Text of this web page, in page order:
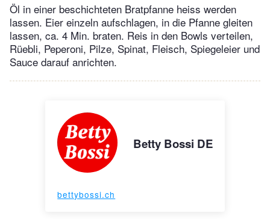
Öl in einer beschichteten Bratpfanne heiss werden
lassen. Eier einzeln aufschlagen, in die Pfanne gleiten
lassen, ca. 4 Min. braten. Reis in den Bowls verteilen,
Rüebli, Peperoni, Pilze, Spinat, Fleisch, Spiegeleier und
Sauce darauf anrichten.
Betty Bossi DE
bettybossi.ch